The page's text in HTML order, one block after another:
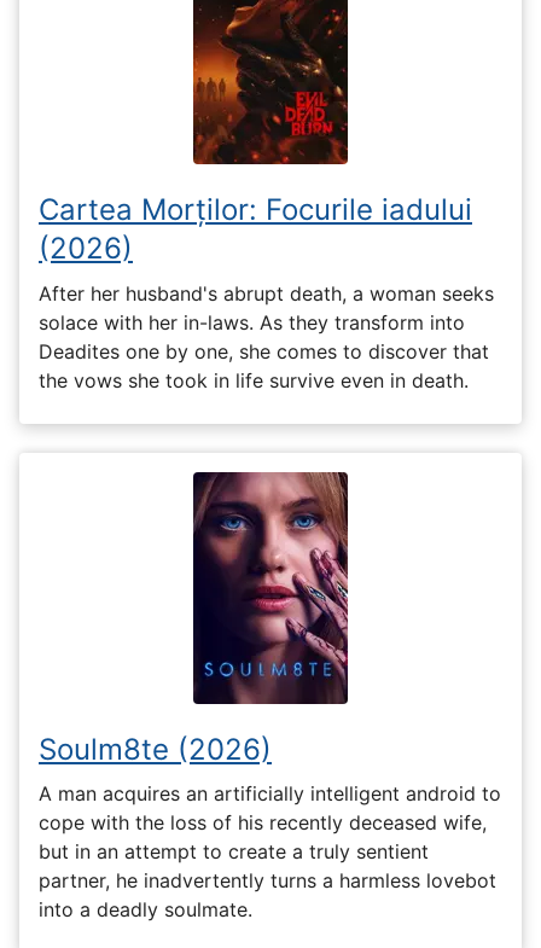
Cartea Morților: Focurile iadului
(2026)
After her husband's abrupt death, a woman seeks
solace with her in-laws. As they transform into
Deadites one by one, she comes to discover that
the vows she took in life survive even in death.
Soulm8te (2026)
A man acquires an artificially intelligent android to
cope with the loss of his recently deceased wife,
but in an attempt to create a truly sentient
partner, he inadvertently turns a harmless lovebot
into a deadly soulmate.